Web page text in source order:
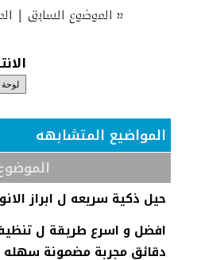
« الموضوع السابق|
المواضيع المتشابهه
حيل ذكية سريعه ل ابراز
دقائق مجربة مضمونة